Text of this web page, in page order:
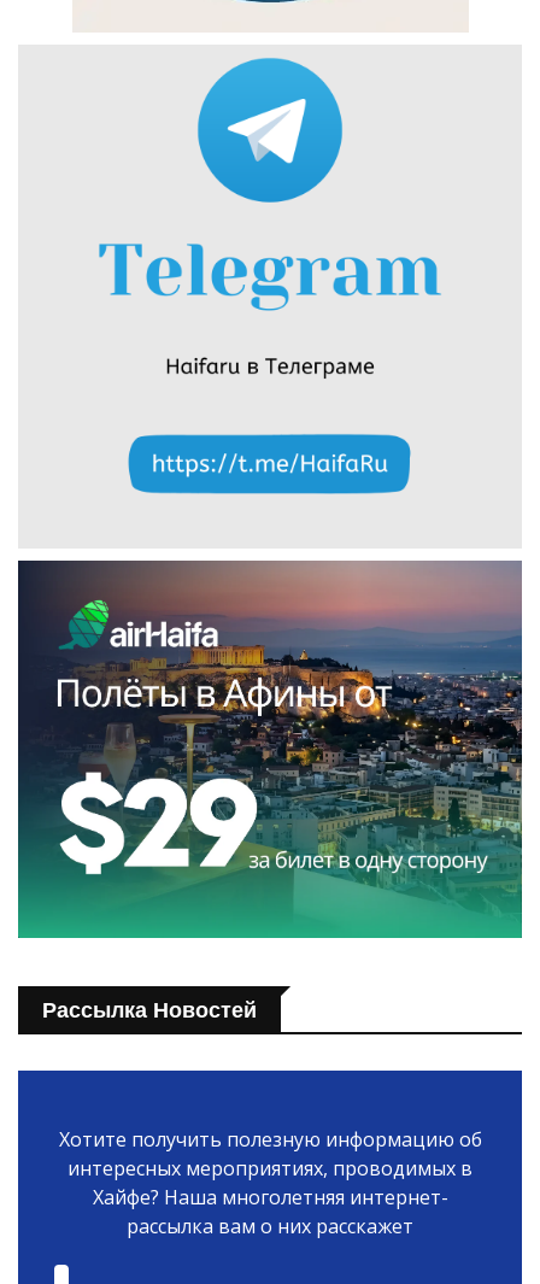
Рассылка Новостей
Хотите получить полезную информацию об
интересных мероприятиях, проводимых в
Хайфе? Наша многолетняя интернет-
рассылка вам о них расскажет